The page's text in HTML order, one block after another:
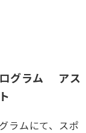
グラム アス
ラムにて、スポ